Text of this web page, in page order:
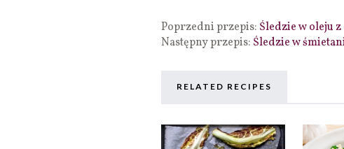
Poprzedni przepis: Śledzie w oleju
Następny przepis: Śledzie w
RELATED RECIPES